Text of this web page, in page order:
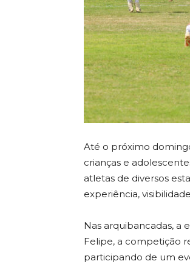
Até o próximo
crianças e
atletas de diversos
experiência,
Nas arquibancadas, a
Felipe, a competição
participando de um